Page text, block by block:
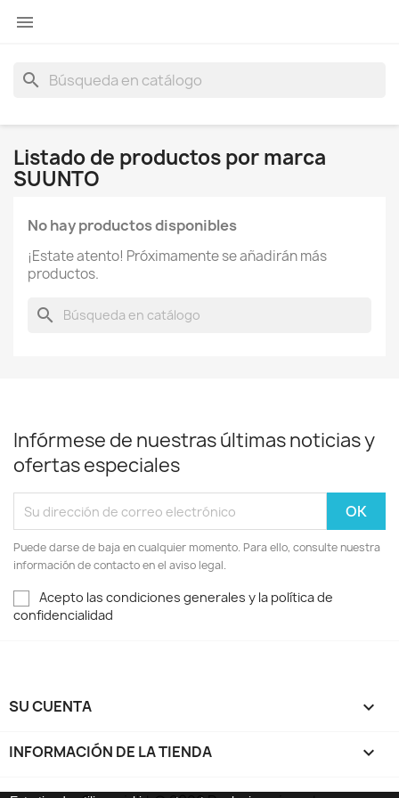

search
Listado de productos por marca
SUUNTO
No hay productos disponibles
¡Estate atento! Próximamente se añadirán más
productos.
search
Infórmese de nuestras últimas noticias y
ofertas especiales
Puede darse de baja en cualquier momento. Para ello, consulte nuestra
información de contacto en el aviso legal.
Acepto las condiciones generales y la política de
confidencialidad
SU CUENTA 
INFORMACIÓN DE LA TIENDA keyboard_arrow_down